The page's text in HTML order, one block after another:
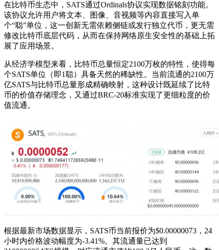
在比特币生态中，SATS通过Ordinals协议实现数据铭刻功能。
该协议允许用户将文本、图像、音视频等内容直接写入单
个“聪”单位，这一创新无需依赖侧链或发行独立代币，更无需
修改比特币底层代码，从而在保持网络原生安全性的基础上拓
展了应用场景。
从经济学模型来看，比特币总量恒定2100万枚的特性，使得每
个SATS单位（即1聪）具备天然的稀缺性。当前流通的2100万
亿SATS与比特币总量形成精确映射，这种设计既延续了比特
币的价值存储理念，又通过BRC-20标准实现了更细粒度的价
值流通。
根据最新市场数据显示，SATS币当前报价为$0.00000073，24
小时内价格波动幅度为-3.41%。其流通量已达到